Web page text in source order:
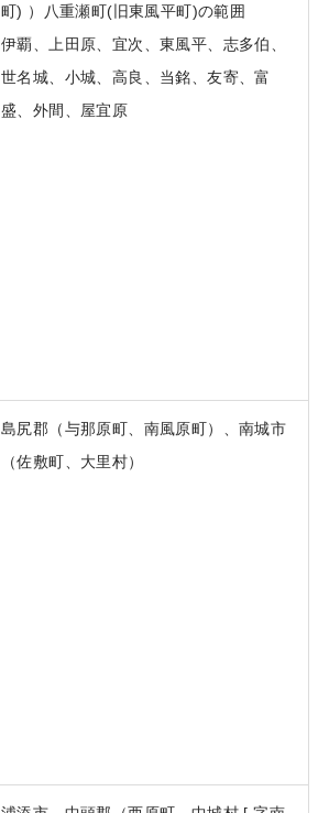
町) ）八重瀬町(旧東風平町)の範囲
伊覇、上田原、宜次、東風平、志多伯、
世名城、小城、高良、当銘、友寄、富
盛、外間、屋宜原
島尻郡（与那原町、南風原町）、南城市
（佐敷町、大里村）